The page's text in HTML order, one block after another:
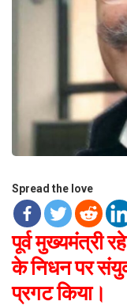
Spread the love
पूर्व मुख्यमंत्री
के निधन पर
प्रगट किया।